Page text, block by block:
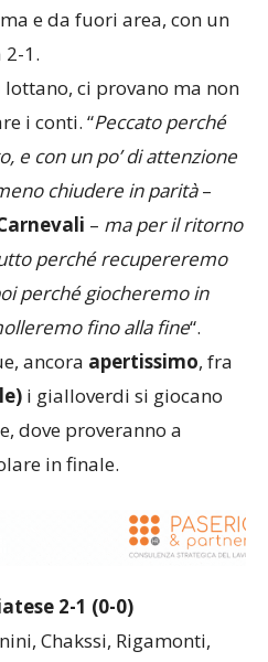
e da fuori area, con un
1.
ci provano ma non
i conti. “Peccato perché
e con un po’ di attenzione
chiudere in parità–
– ma per il ritorno
perché recupereremo
perché giocheremo in
fino alla fine“.
ancora apertissimo, fra
i gialloverdi si giocano
dove proveranno a
in finale.
2-1 (0-0)
Chakssi, Rigamonti,